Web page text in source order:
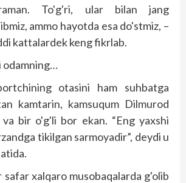
To'g'ri, ular bilan jang
ammo hayotda esa do'stmiz, –
kattalardek keng fikrlab.
odamning…
otasini ham suhbatga
kamtarin, kamsuqum Dilmurod
bir o'g'li bor ekan. “Eng yaxshi
tikilgan sarmoyadir”, deydi u
xalqaro musobaqalarda g'olib